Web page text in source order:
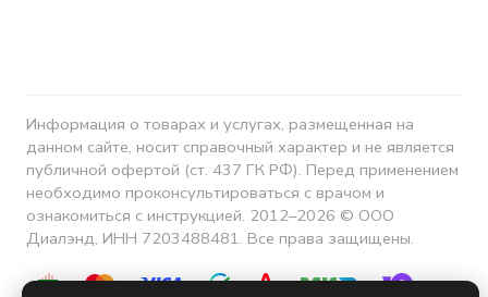
Информация о товарах и услугах, размещенная на
данном сайте, носит справочный характер и не является
публичной офертой (ст. 437 ГК РФ). Перед применением
необходимо проконсультироваться с врачом и
ознакомиться с инструкцией. 2012–2026 © ООО
Диалэнд, ИНН 7203488481. Все права защищены.